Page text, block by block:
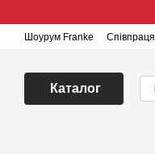
Шоурум Franke Співпраця
Каталог